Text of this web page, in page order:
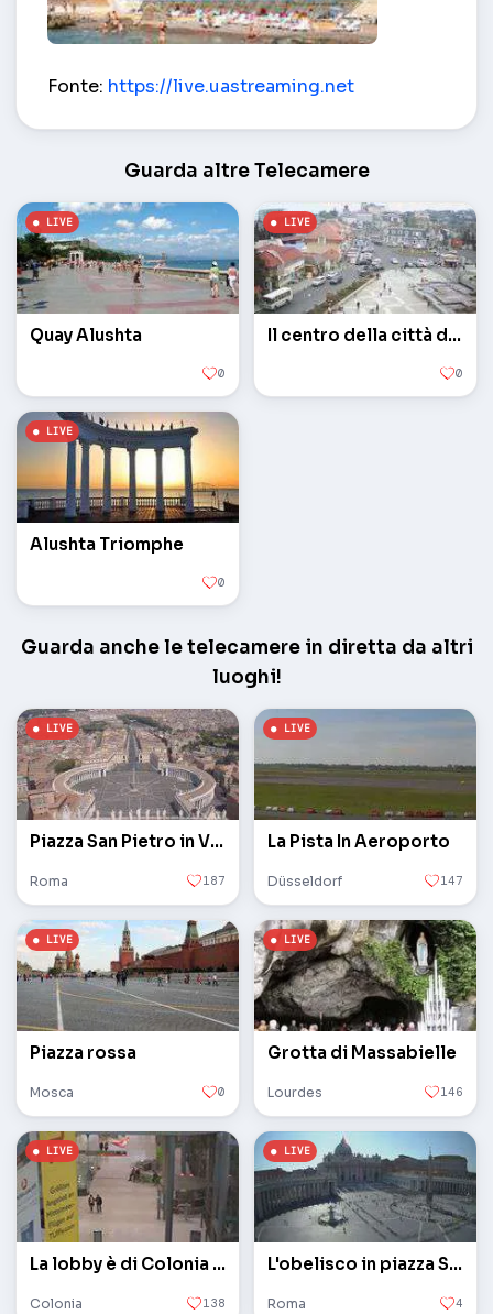
Fonte: https://live.uastreaming.net
Guarda altre Telecamere
Quay Alushta
0
Il centro della città di Alu
0
Alushta Triomphe
0
Guarda anche le telecamere in diretta da altri
luoghi!
Piazza San Pietro in Vaticano
Roma 187
La Pista In Aeroporto
Düsseldorf 147
Piazza rossa
Mosca 0
Grotta di Massabielle
Lourdes 146
La lobby è di Colonia / Bonn
Colonia 138
L'obelisco in piazza San Pietro in Vaticano
Roma 4